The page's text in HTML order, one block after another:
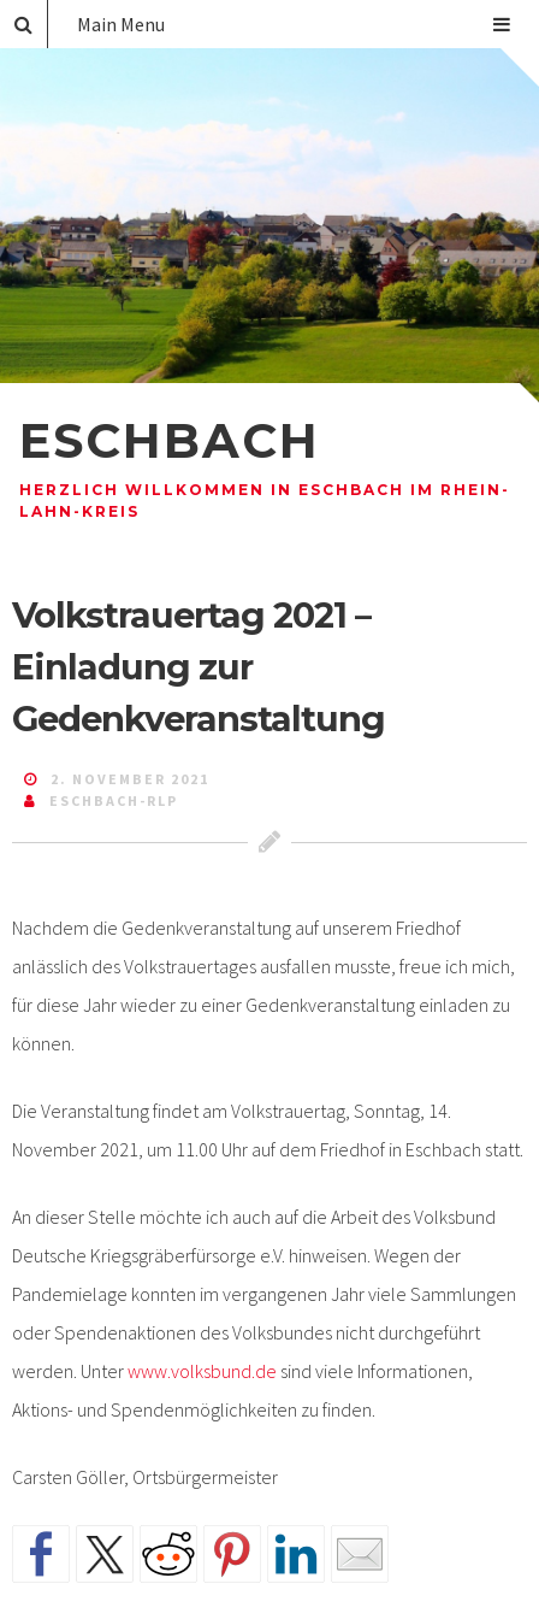
ESCHBACH
HERZLICH WILLKOMMEN IN ESCHBACH IM RHEIN-
LAHN-KREIS
Main Menu
Volkstrauertag 2021 –
Einladung zur
Gedenkveranstaltung
2. NOVEMBER 2021
ESCHBACH-RLP
Nachdem die Gedenkveranstaltung auf unserem Friedhof
anlässlich des Volkstrauertages ausfallen musste, freue ich mich,
für diese Jahr wieder zu einer Gedenkveranstaltung einladen zu
können.
Die Veranstaltung findet am Volkstrauertag, Sonntag, 14.
November 2021, um 11.00 Uhr auf dem Friedhof in Eschbach statt.
An dieser Stelle möchte ich auch auf die Arbeit des Volksbund
Deutsche Kriegsgräberfürsorge e.V. hinweisen. Wegen der
Pandemielage konnten im vergangenen Jahr viele Sammlungen
oder Spendenaktionen des Volksbundes nicht durchgeführt
werden. Unterwww.volksbund.de sind viele Informationen,
Aktions- und Spendenmöglichkeiten zu finden.
Carsten Göller, Ortsbürgermeister